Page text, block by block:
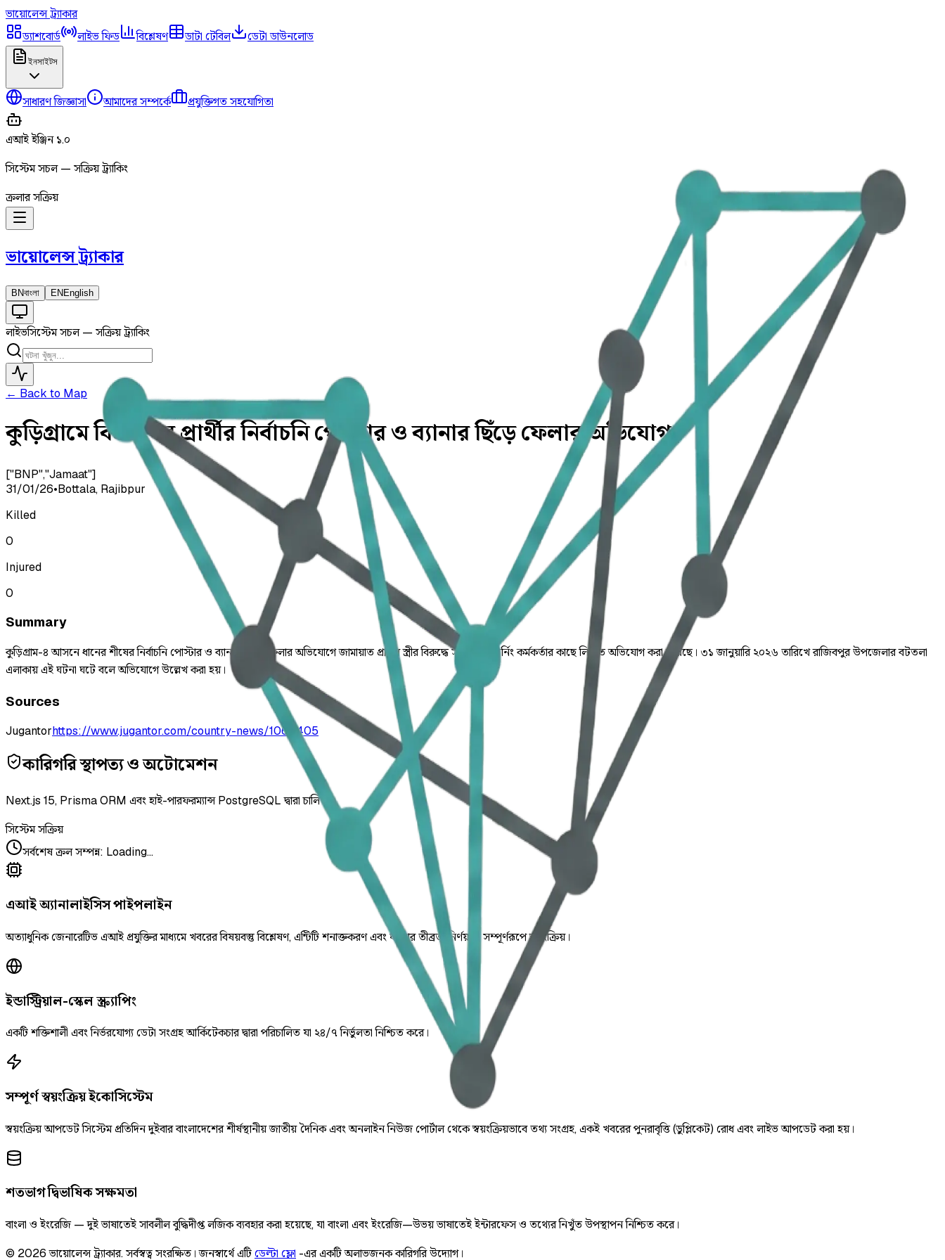
ভায়োলেন্সট্র্যাকার
ড্যাশবোর্ড
লাইভ ফিড বিশ্লেষণ ডাটা টেবিল ডেটা ডাউনলোড
ইনসাইটস
সাধারণ জিজ্ঞাসা আমাদের সম্পর্কে প্রযুক্তিগত সহযোগিতা
এআই ইঞ্জিন ১.০
সিস্টেম সচল — সক্রিয় ট্র্যাকিং
ক্রলার সক্রিয়
ভায়োলেন্সট্র্যাকার
BNবাংলা EN English
লাইভসিস্টেম সচল — সক্রিয় ট্র্যাকিং
← Back to Map
কুড়িগ্রামে বিএনপির প্রার্থীর নির্বাচনি পোস্টার ও ব্যানার ছিঁড়ে ফেলার অভিযোগ
["BNP","Jamaat"]
31/01/26•Bottala, Rajibpur
Killed
0
Injured
0
Summary
কুড়িগ্রাম-৪ আসনে ধানের শীষের নির্বাচনি পোস্টার ও ব্যানার ছিঁড়ে ফেলার অভিযোগে জামায়াত প্রার্থীর স্ত্রীর বিরুদ্ধে সহকারী রিটার্নিং কর্মকর্তার কাছে লিখিত অভিযোগ করা হয়েছে। ৩১ জানুয়ারি ২০২৬ তারিখে রাজিবপুর উপজেলার বটতলা
এলাকায় এই ঘটনা ঘটে বলে অভিযোগে উল্লেখ করা হয়।
Sources
Jugantorhttps://www.jugantor.com/country-news/1060405
কারিগরি স্থাপত্য ও অটোমেশন
Next.js 15, Prisma ORM এবং হাই-পারফরম্যান্স PostgreSQL দ্বারা চালিত।
সিস্টেম সক্রিয়
সর্বশেষ ক্রল সম্পন্ন: Loading...
এআই অ্যানালাইসিস পাইপলাইন
অত্যাধুনিক জেনারেটিভ এআই প্রযুক্তির মাধ্যমে খবরের বিষয়বস্তু বিশ্লেষণ, এন্টিটি শনাক্তকরণ এবং ঘটনার তীব্রতা নির্ণয় যা সম্পূর্ণরূপে স্বয়ংক্রিয়।
ইন্ডাস্ট্রিয়াল-স্কেল স্ক্র্যাপিং
একটি শক্তিশালী এবং নির্ভরযোগ্য ডেটা সংগ্রহ আর্কিটেকচার দ্বারা পরিচালিত যা ২৪/৭ নির্ভুলতা নিশ্চিত করে।
সম্পূর্ণ স্বয়ংক্রিয় ইকোসিস্টেম
স্বয়ংক্রিয় আপডেট সিস্টেম প্রতিদিন দুইবার বাংলাদেশের শীর্ষস্থানীয় জাতীয় দৈনিক এবং অনলাইন নিউজ পোর্টাল থেকে স্বয়ংক্রিয়ভাবে তথ্য সংগ্রহ, একই খবরের পুনরাবৃত্তি (ডুপ্লিকেট) রোধ এবং লাইভ আপডেট করা হয়।
শতভাগ দ্বিভাষিক সক্ষমতা
বাংলা ও ইংরেজি — দুই ভাষাতেই সাবলীল বুদ্ধিদীপ্ত লজিক ব্যবহার করা হয়েছে, যা বাংলা এবং ইংরেজি—উভয় ভাষাতেই ইন্টারফেস ও তথ্যের নিখুঁত উপস্থাপন নিশ্চিত করে।
© 2026 ভায়োলেন্স ট্র্যাকার.সর্বস্বত্ব সংরক্ষিত। জনস্বার্থে এটিডেল্টা ফ্লো -এর একটি অলাভজনক কারিগরি উদ্যোগ।